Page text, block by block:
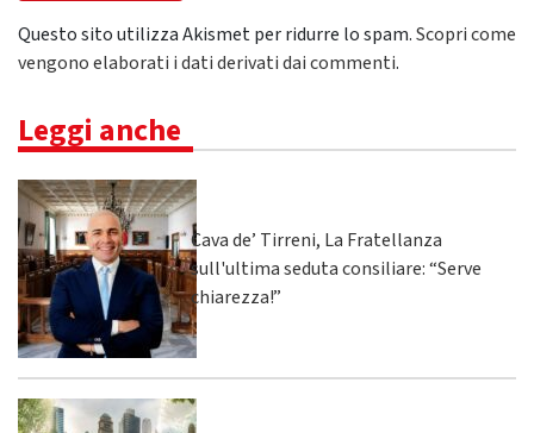
Questo sito utilizza Akismet per ridurre lo spam.Scopri come
vengono elaborati i dati derivati dai commenti.
Leggi anche
Cava de’ Tirreni, La Fratellanza
sull'ultima seduta consiliare: “Serve
chiarezza!”